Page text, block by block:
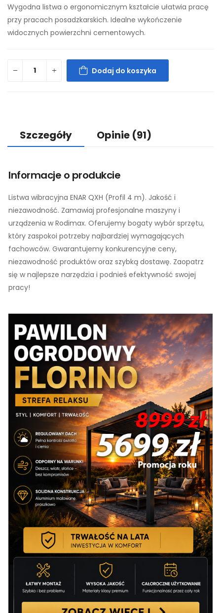
Wygodna listwa o ergonomicznym kształcie ułatwia pracę
przy pracach posadzkarskich. Idealne wykończenie
widocznych powierzchni cementowych.
Dodaj do koszyka
Szczegóły Opinie (91)
Informacje o produkcie
Listwa wibracyjna ENAR QXH (Profil 4 m). Jakość i
niezawodność. Zamawiaj profesjonalne maszyny i
urządzenia w Rodimax. Oferujemy bogaty wybór sprzętu,
który zaspokoi potrzeby najbardziej wymagających
fachowców. Gwarantujemy konkurencyjne ceny,
niezawodność produktów oraz szybką dostawę. Zaopatrz
się w najlepsze narzędzia i podnieś efektywność swojej
pracy!